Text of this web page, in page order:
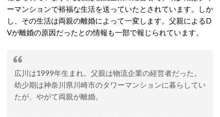
ーマンションで裕福な生活を送っていたとされています。
しか
し、その生活は両親の離婚によって一変します。父親によるD
Vが離婚の原因だったとの情報も一部で報じられています。
広川は1999年生まれ。父親は物流企業の経営者だった。
幼少期は神奈川県川崎市のタワーマンションに暮らしてい
たが、やがて両親が離婚。